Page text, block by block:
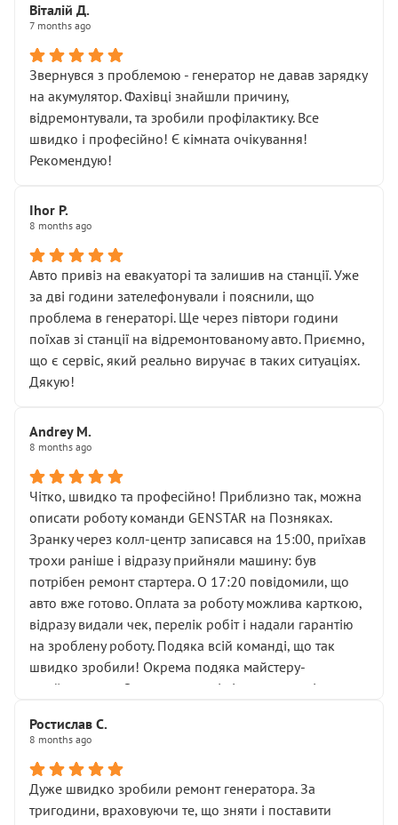
НЕ погоджував
послуга. Тим більше, я був поруч і жодної реальної
діагностики ходової не проводилось. Після
зауваження гроші за цю “послугу” повернули, що
лише підтвердило мою правоту.
Але головне — я виїжджаю з боксу, і скрип у гальмах
залишився таким самим, як і був. Тобто оплачена
Далі ситуація тільки погіршилась:
• сказали, що тепер “потрібно знімати колеса”
• що біля авто стояти вже не можна
• почали озвучувати купу додаткових робіт без
чіткого пояснення
( ну все зняли та доробили) дякую!
Окремий момент, який виглядає абсурдно:
мені заявили, що бачок гальмівної рідини потрібно
міняти разом із головним гальмівним циліндром у
Для людини, яка хоча б трохи розуміється на техніці,
це звучить як мінімум непрофесійно, а як максимум —
спроба продати дорогий вузол замість елементарних
ущільнювачів.
Що прикро — це не перший мій візит. Раніше міняв у
вас стартер, і тоді сервіс наче справив хороше
враження. Але згодом знайшов декілька гайок під
лобовим склом. Мені пояснили, що це “старі гайки, які
відкручували”, і попросили не хвилюватися. ( надіюсь
новий власник, не застяг в полі))
Але після нинішнього візиту такі дрібниці вже не
здаються дрібницями.
Я — клієнт, який працює на довірі, і саме її цей сервіс
Хотілося б більше:
• належної уваги до авто
• прозорості в роботах і рахунках
• реальної діагностики, а не формального
“подивились і поїхав”
Віталій Д.
7 months ago
Звернувся з проблемою - генератор не давав зарядку
на акумулятор. Фахівці знайшли причину,
відремонтували, та зробили профілактику. Все
швидко і професійно! Є кімната очікування!
Рекомендую!
Ihor P.
8 months ago
Авто привіз на евакуаторі та залишив на станції. Уже
за дві години зателефонували і пояснили, що
проблема в генераторі. Ще через півтори години
поїхав зі станції на відремонтованому авто. Приємно,
що є сервіс, який реально виручає в таких ситуаціях.
Дякую!
Andrey M.
8 months ago
Чітко, швидко та професійно! Приблизно так, можна
описати роботу команди GENSTAR на Позняках.
Зранку через колл-центр записався на 15:00, приїхав
трохи раніше і відразу прийняли машину: був
потрібен ремонт стартера. О 17:20 повідомили, що
авто вже готово. Оплата за роботу можлива карткою,
відразу видали чек, перелік робіт і надали гарантію
на зроблену роботу. Подяка всій команді, що так
швидко зробили! Окрема подяка майстеру-
приймальнику Олександру: всі чітко та по суті.
звертатися до цього автосервісу.
Ростислав С.
8 months ago
Дуже швидко зробили ремонт генератора. За
тригодини, враховуючи те, що зняти і поставити